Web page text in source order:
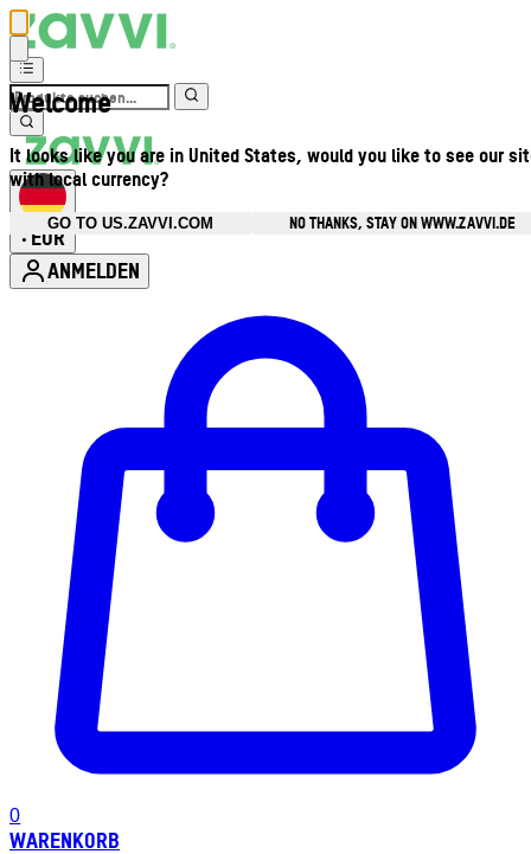
Welcome
It looks like you are in United States, would you like to see our
with local currency?
GO TO US.ZAVVI.COM
NO THANKS, STAY ON WWW.ZAVVI.DE
• EUR
ANMELDEN
0
WARENKORB